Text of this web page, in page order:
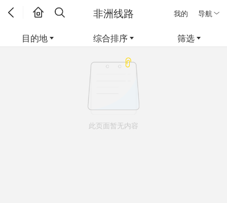
我的 导航
非洲线路
目的地 综合排序 筛选
此页面暂无内容